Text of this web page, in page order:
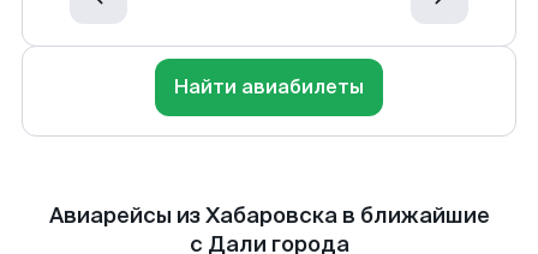
Найти авиабилеты
Авиарейсы из Хабаровска в ближайшие
с Дали города